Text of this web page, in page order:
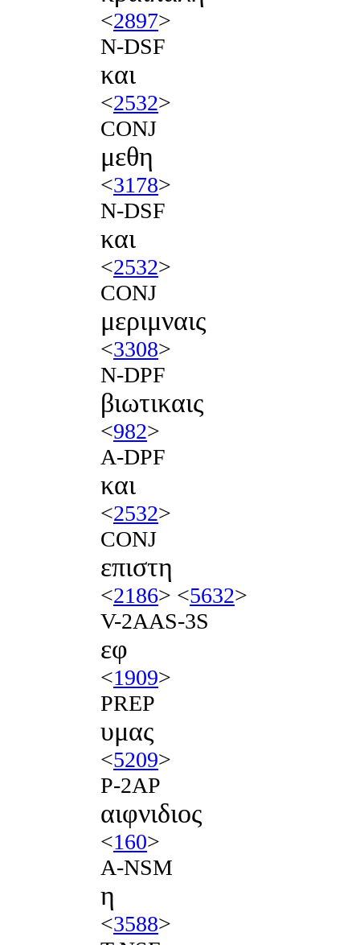
<2897>
N-DSF
και
<2532>
CONJ
μεθη
<3178>
N-DSF
και
<2532>
CONJ
μεριμναις
<3308>
N-DPF
βιωτικαις
<982>
A-DPF
και
<2532>
CONJ
επιστη
<2186> <5632>
V-2AAS-3S
εφ
<1909>
PREP
υμας
<5209>
P-2AP
αιφνιδιος
<160>
A-NSM
η
<3588>